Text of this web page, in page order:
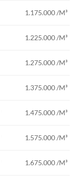
1.175.000 /M³
1.225.000 /M³
1.275.000 /M³
1.375.000 /M³
1.475.000 /M³
1.575.000 /M³
1.675.000 /M³